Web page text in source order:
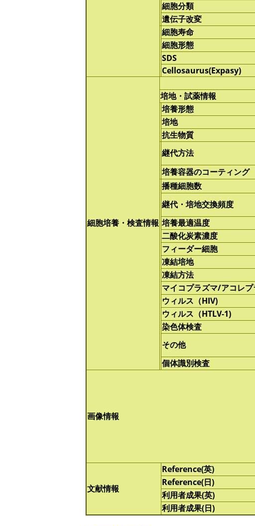
細胞分類
遺伝子改変
細胞寿命
細胞形態
SDS
Cellosaurus(Expasy)
細胞培養・検査情報
培地・試薬情報
培養形態
培地
抗生物質
継代方法
培養容器のコーティング
播種細胞数
継代・培地交換頻度
培養最適温度
二酸化炭素濃度
フィーダー細胞
凍結培地
凍結方法
マイコプラズマ/アコレプ
ウィルス（HIV)
ウィルス（HTLV-1)
染色体検査
その他
個体識別検査
画像情報
文献情報
Reference(英)
Reference(日)
利用者成果(英)
利用者成果(日)